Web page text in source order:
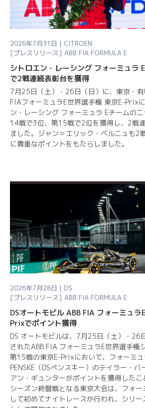
2026年7月31日 | CITROEN
[プレスリリース] ABB FIA FORMULA E
シトロエン・レーシング フォーミュラ
で2戦連続表彰台を獲得
7月25日（土）・26日（日）に、東京・
FIAフォーミュラE世界選手権 東京E-Prix
ン・レーシング フォーミュラ Eチームの
14戦で3位、第15戦で2位を獲得し、2戦
ました。ジャン＝エリック・ベルニュも2
に貴重なポイントをもたらしました。
2026年7月28日 | DS
[プレスリリース] ABB FIA FORMULA E
DSオートモビル ABB FIA フォーミュラ
Prixでポイント獲得
DS オートモビルは、7月25日（土）・26
されたABB FIA フォーミュラE世界選手権
第15戦の東京E-Prixにおいて、フォーミュ
PENSKE（DSペンスキー）のテイラー・
アン・ギュンターがポイントを獲得した
シーズン終盤戦となる東京大会は、フォー
して初めてナイトレースが行われ、シリ